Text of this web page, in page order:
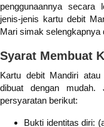
penggunaannya secara
jenis-jenis kartu debit
Mari simak selengkapnya
Syarat Membuat
Kartu debit Mandiri
dibuat dengan mudah.
persyaratan berikut:
Bukti identitas diri: